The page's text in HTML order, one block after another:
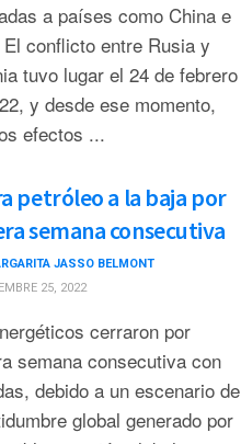
a países como China e
conflicto entre Rusia y
tuvo lugar el 24 de febrero
y desde ese momento,
efectos ...
petróleo a la baja por
semana consecutiva
JASSO BELMONT
25, 2022
cerraron por
semana consecutiva con
debido a un escenario de
global generado por